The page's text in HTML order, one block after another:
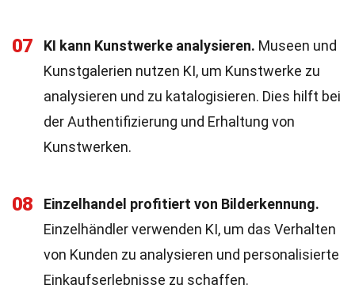
07 KI kann Kunstwerke analysieren. Museen und
Kunstgalerien nutzen KI, um Kunstwerke zu
analysieren und zu katalogisieren. Dies hilft bei
der Authentifizierung und Erhaltung von
Kunstwerken.
08
Einzelhandel profitiert von Bilderkennung.
Einzelhändler verwenden KI, um das Verhalten
von Kunden zu analysieren und personalisierte
Einkaufserlebnisse zu schaffen.